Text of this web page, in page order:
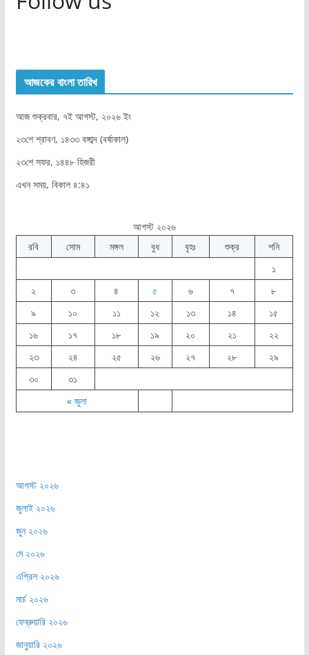
আজকের বাংলা তারিখ
আজ শুক্রবার, ৭ই আগস্ট, ২০২৬ ইং
২৩শে শ্রাবণ, ১৪৩৩ বঙ্গাব্দ (বর্ষাকাল)
২৩শে সফর, ১৪৪৮ হিজরী
এখন সময়, বিকাল ৪:৪১
আগস্ট ২০২৬
রবি
সোম মঙ্গল বুধ বৃহঃ শুক্র শনি
« জুলা
১
২
৩ ৪ ৫ ৬ ৭
৮
৯
১০ ১১ ১২ ১৩ ১৪
১৫
১৬
১৭ ১৮ ১৯ ২০ ২১
২২
২৩
২৪ ২৫ ২৬ ২৭ ২৮
২৯
৩০
৩১
আগস্ট ২০২৬
জুলাই ২০২৬
জুন ২০২৬
মে ২০২৬
এপ্রিল ২০২৬
মার্চ ২০২৬
ফেব্রুয়ারি ২০২৬
জানুয়ারি ২০২৬